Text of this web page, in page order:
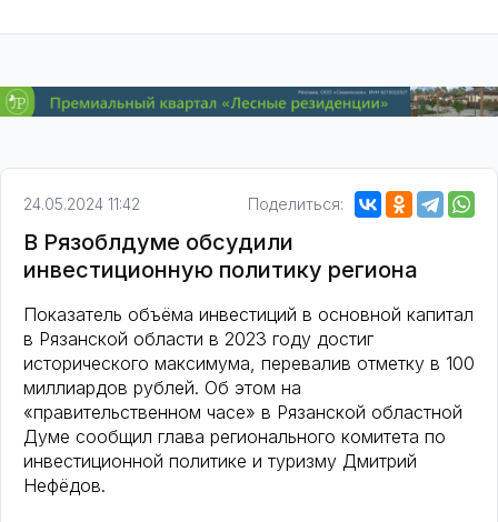
24.05.2024 11:42 Поделиться:
В Рязоблдуме обсудили
инвестиционную политику региона
Показатель объёма инвестиций в основной капитал
в Рязанской области в 2023 году достиг
исторического максимума, перевалив отметку в 100
миллиардов рублей. Об этом на
«правительственном часе» в Рязанской областной
Думе сообщил глава регионального комитета по
инвестиционной политике и туризму Дмитрий
Нефёдов.